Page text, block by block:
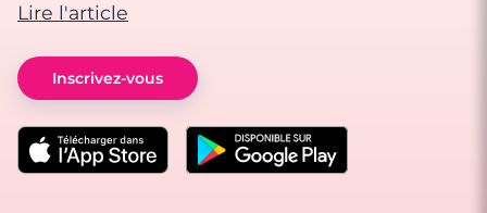
Lire l'article
Inscrivez-vous